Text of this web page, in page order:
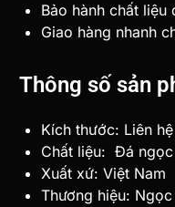
Bảo hành chất liệu
Giao hàng nhanh
Thông số sản
Kích thước: Liên hệ
Chất liệu: Đá ngọc
Xuất xứ: Việt Nam
Thương hiệu: Ngọc